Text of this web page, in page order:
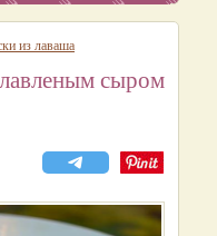
из лаваша
сыром